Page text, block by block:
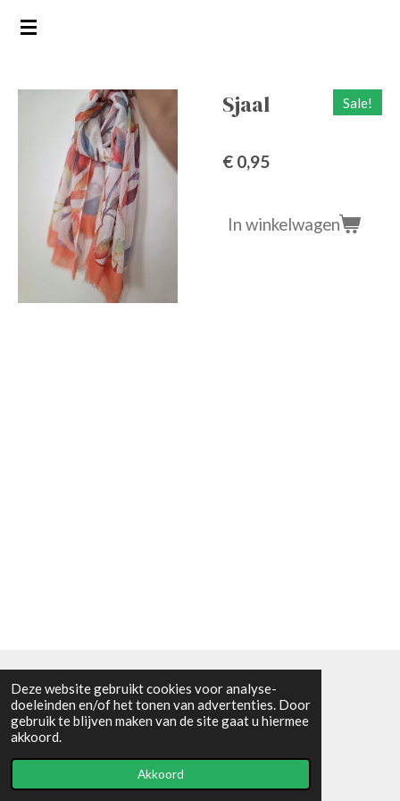
Deze website gebruikt cookies voor analyse-
doeleinden en/of het tonen van advertenties. Door
gebruik te blijven maken van de site gaat u hiermee
akkoord.
Akkoord
Ga
de
hoofdinhoud
Sjaal Sale!
€ 0,95
In winkelwagen
Algemene voorwaarden
© 2021 - RC en mineralenshop Het vlinderpad